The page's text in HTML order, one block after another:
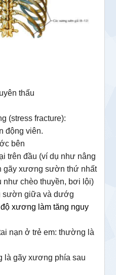
thấu
(stress fracture):
động viên.
bên
trên đầu (ví dụ như nâng
gãy xương sườn thứ nhất
như chèo thuyền, bơi lội)
sườn giữa và dướg
xương làm tăng nguy
nạn ở trẻ em: thường là
là gãy xương phía sau